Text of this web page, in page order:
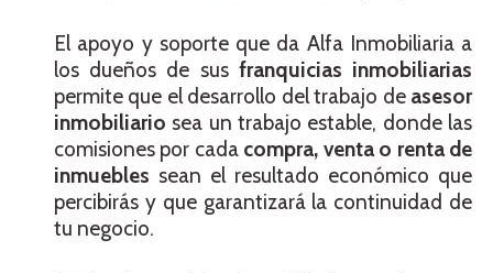
El apoyo y soporte que da Alfa Inmobiliaria a
los dueños de sus franquicias inmobiliarias
permite que el desarrollo del trabajo de asesor
inmobiliario sea un trabajo estable, donde las
comisiones por cada compra, venta o renta de
inmuebles sean el resultado económico que
percibirás y que garantizará la continuidad de
tu negocio.